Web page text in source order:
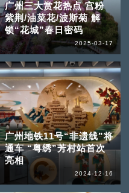
广州三大赏花热点 宫粉
紫荆/油菜花/波斯菊 解
锁“花城”春日密码
2025-03-17
广州地铁11号“非遗线”将
通车 “粤绣”芳村站首次
亮相
2024-12-16